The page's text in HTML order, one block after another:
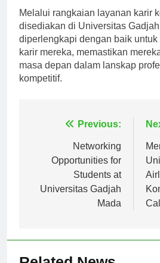
Melalui rangkaian layanan karir
disediakan di Universitas Gadjah
diperlengkapi dengan baik
karir mereka, memastikan
masa depan dalam lanskap
pos
Networking
Opportunities for
Students at
Universitas Gadjah